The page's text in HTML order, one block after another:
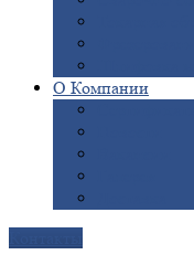
О Компании